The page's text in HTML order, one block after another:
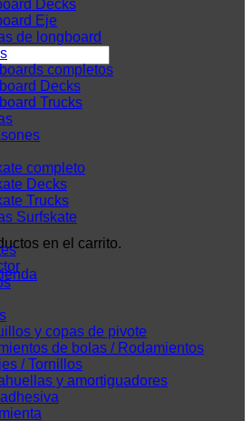
en el carrito.
Decks
Eje
de longboard
completos
Decks
Trucks
completo
Decks
Trucks
Surfskate
y copas de pivote
de bolas / Rodamientos
/ Tornillos
y amortiguadores